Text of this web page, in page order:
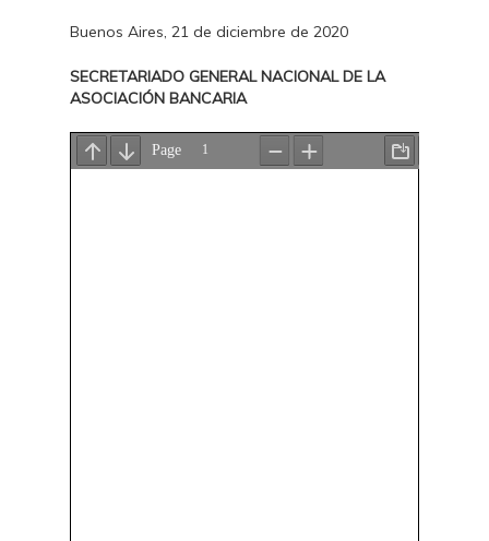
Buenos Aires, 21 de diciembre de 2020
SECRETARIADO GENERAL NACIONAL DE LA
ASOCIACIÓN BANCARIA